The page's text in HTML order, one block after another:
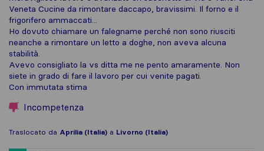
Veneta Cucine da rimontare daccapo, bravissimi. Il forno e il
frigorifero ammaccati...
Ho dovuto chiamare un falegname perché non sono riusciti
neanche a rimontare un letto a doghe, non aveva alcuna
stabilità.
Avevo consigliato la vs ditta me ne pento amaramente. Non
siete in grado di fare il lavoro per cui venite pagati.
Con immutata stima
Incompetenza
Traslocato da Aprilia (Italia) a Livorno (Italia)